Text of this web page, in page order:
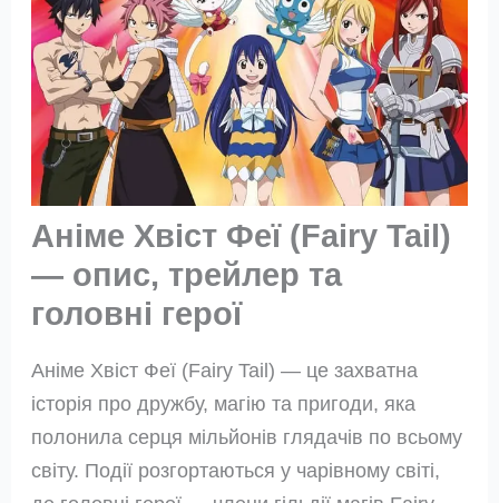
Аніме Хвіст Феї (Fairy Tail)
— опис, трейлер та
головні герої
Аніме Хвіст Феї (Fairy Tail) — це захватна
історія про дружбу, магію та пригоди, яка
полонила серця мільйонів глядачів по всьому
світу. Події розгортаються у чарівному світі,